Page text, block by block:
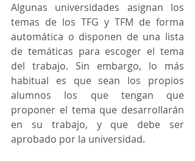
Algunas universidades asignan los
temas de los TFG y TFM de forma
automática o disponen de una lista
de temáticas para escoger el tema
del trabajo. Sin embargo, lo más
habitual es que sean los propios
alumnos los que tengan que
proponer el tema que desarrollarán
en su trabajo, y que debe ser
aprobado por la universidad.